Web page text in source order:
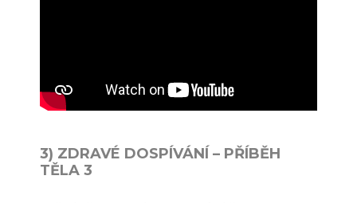
3) ZDRAVÉ DOSPÍVÁNÍ – PŘÍBĚH
TĚLA 3